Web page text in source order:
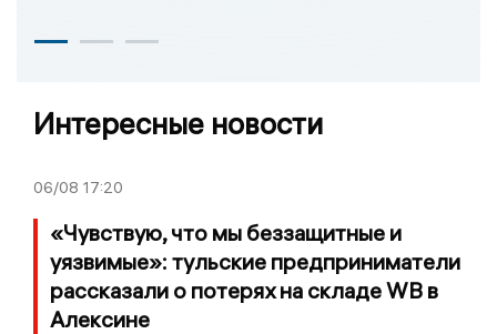
Интересные новости
06/08 17:20
«Чувствую, что мы беззащитные и
уязвимые»: тульские предприниматели
рассказали о потерях на складе WB в
Алексине